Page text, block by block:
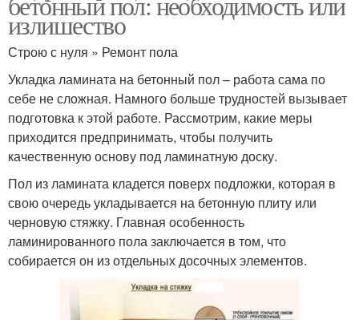
излишество
Строю с нуля » Ремонт пола
Укладка ламината на бетонный пол – работа сама по
себе не сложная. Намного больше трудностей вызывает
подготовка к этой работе. Рассмотрим, какие меры
приходится предпринимать, чтобы получить
качественную основу под ламинатную доску.
Пол из ламината кладется поверх подложки, которая в
свою очередь укладывается на бетонную плиту или
черновую стяжку. Главная особенность
ламинированного пола заключается в том, что
собирается он из отдельных досочных элементов.